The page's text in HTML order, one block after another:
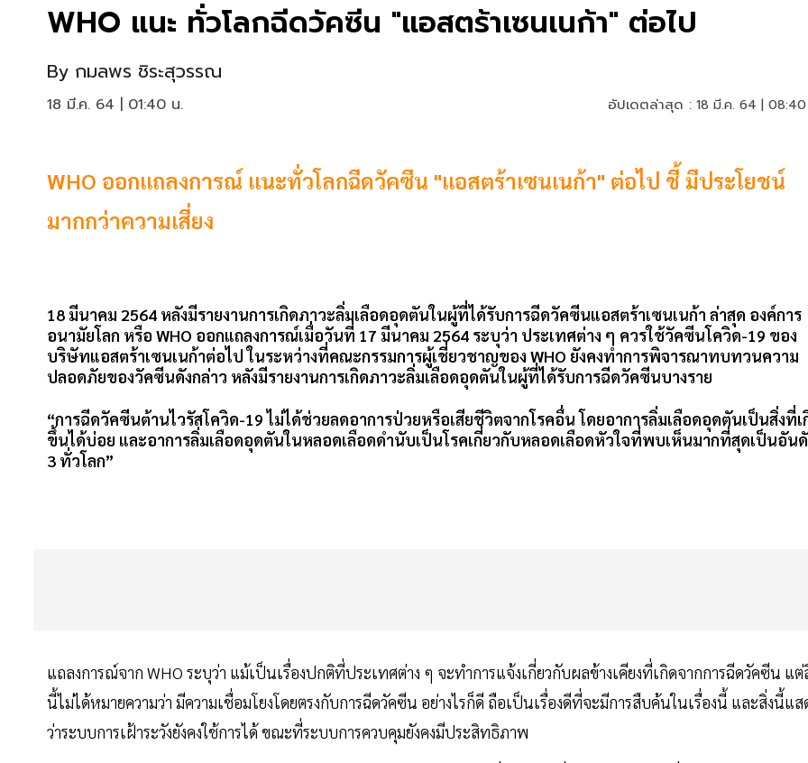
WHO แนะ ทั่วโลกฉีดวัคซีน "แอสตร้าเซนเนก้า" ต่อไป
By กมลพร ชิระสุวรรณ
18 มี.ค. 64 | 01:40 น. อัปเดตล่าสุด : 18 มี.ค. 64 |
WHO ออกแถลงการณ์ แนะทั่วโลกฉีดวัคซีน "แอสตร้าเซนเนก้า" ต่อไป ชี้ มีประโยชน์
มากกว่าความเสี่ยง
18 มีนาคม 2564 หลังมีรายงานการเกิดภาวะลิ่มเลือดอุดตันในผู้ที่ได้รับการฉีดวัคซีนแอสตร้าเซนเนก้า ล่าสุด องค์การ
อนามัยโลก หรือ WHO ออกแถลงการณ์เมื่อวันที่ 17 มีนาคม 2564 ระบุว่า ประเทศต่าง ๆ ควรใช้วัคซีนโควิด-19 ของ
บริษัทแอสตร้าเซนเนก้าต่อไป ในระหว่างที่คณะกรรมการผู้เชี่ยวชาญของ WHO ยังคงทำการพิจารณาทบทวนความ
ปลอดภัยของวัคซีนดังกล่าว หลังมีรายงานการเกิดภาวะลิ่มเลือดอุดตันในผู้ที่ได้รับการฉีดวัคซีนบางราย
“การฉีดวัคซีนต้านไวรัสโควิด-19 ไม่ได้ช่วยลดอาการป่วยหรือเสียชีวิตจากโรคอื่น โดยอาการลิ่มเลือดอุดตันเป็นสิ่งที่เ
ขึ้นได้บ่อย และอาการลิ่มเลือดอุดตันในหลอดเลือดดำนับเป็นโรคเกี่ยวกับหลอดเลือดหัวใจที่พบเห็นมากที่สุดเป็นอัน
3 ทั่วโลก”
แถลงการณ์จาก WHO ระบุว่า แม้เป็นเรื่องปกติที่ประเทศต่าง ๆ จะทำการแจ้งเกี่ยวกับผลข้างเคียงที่เกิดจากการฉีดวัคซีน แต่
นี้ไม่ได้หมายความว่า มีความเชื่อมโยงโดยตรงกับการฉีดวัคซีน อย่างไรก็ดี ถือเป็นเรื่องดีที่จะมีการสืบค้นในเรื่องนี้ และสิ่งนี้แส
ว่าระบบการเฝ้าระวังยังคงใช้การได้ ขณะที่ระบบการควบคุมยังคงมีประสิทธิภาพ